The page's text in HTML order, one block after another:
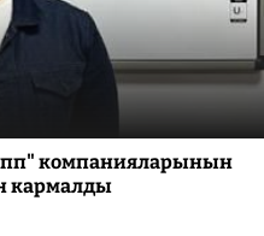
компанияларынын
кармалды